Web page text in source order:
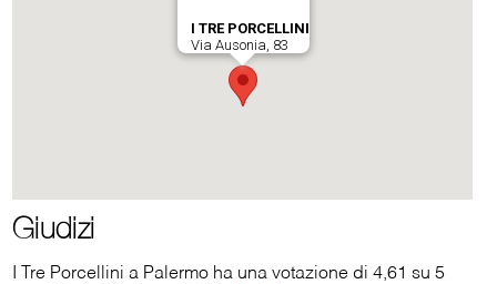
Giudizi
I Tre Porcellini a Palermo ha una votazione di 4,61 su 5